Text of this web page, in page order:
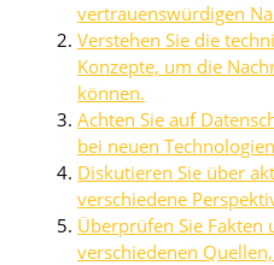
vertrauenswürdigen
Verstehen Sie die
Konzepte, um die
können.
Achten Sie auf
bei neuen
Diskutieren Sie über
verschiedene
Überprüfen Sie
verschiedenen